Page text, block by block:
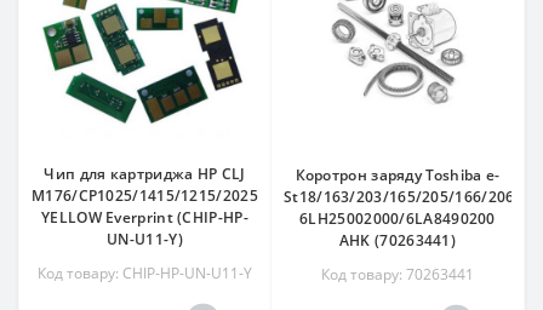
Чип для картриджа HP CLJ
M176/CP1025/1415/1215/2025/4025/M351/M551
YELLOW Everprint (CHIP-HP-
UN-U11-Y)
Код товару: CHIP-HP-UN-U11-Y
Коротрон заряду Toshiba e-
St18/163/203/165/205/166/206/
6LH25002000/6LA8490200
AHK (70263441)
Код товару: 70263441